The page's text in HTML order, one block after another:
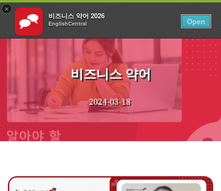
×
비즈니스 약어 2026
EnglishCentral Open
로그인 KO
Skip
비즈니스 약어
2024-03-18